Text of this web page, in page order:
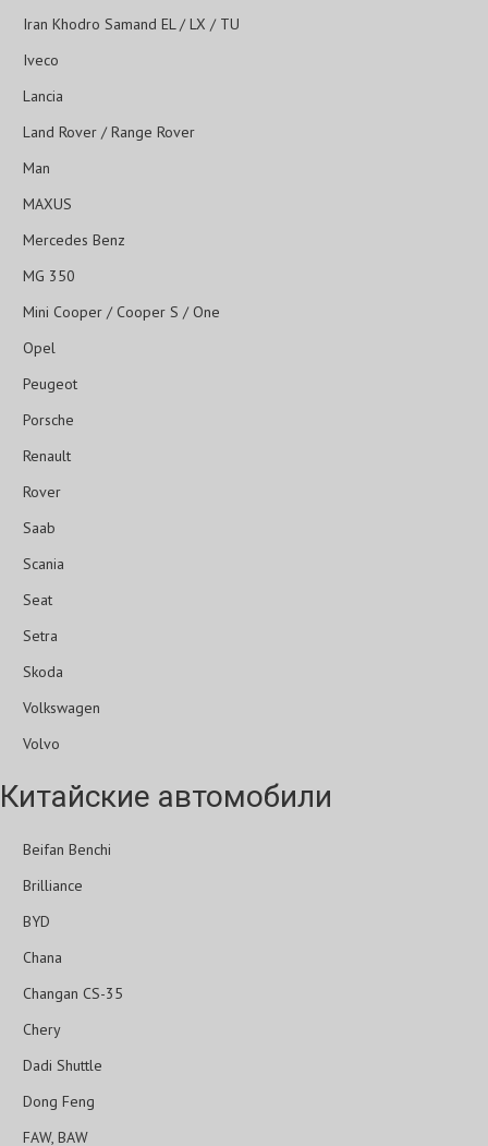
Iran Khodro Samand EL / LX / TU
Iveco
Lancia
Land Rover / Range Rover
Man
MAXUS
Mercedes Benz
MG 350
Mini Cooper / Cooper S / One
Opel
Peugeot
Porsche
Renault
Rover
Saab
Scania
Seat
Setra
Skoda
Volkswagen
Volvo
Китайские автомобили
Beifan Benchi
Brilliance
BYD
Chana
Changan CS-35
Chery
Dadi Shuttle
Dong Feng
FAW, BAW